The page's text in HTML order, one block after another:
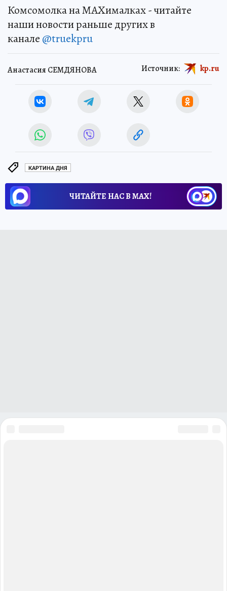
Комсомолка на MAXималках - читайте
наши новости раньше других в
канале @truekpru
Анастасия СЕМДЯНОВА Источник: kp.ru
КАРТИНА ДНЯ
ЧИТАЙТЕ НАС В МАХ!